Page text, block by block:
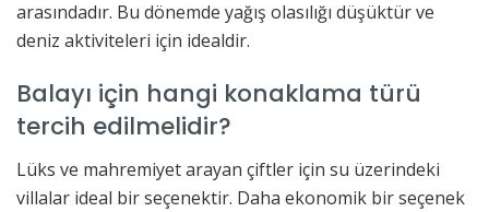
arasındadır. Bu dönemde yağış olasılığı düşüktür ve
deniz aktiviteleri için idealdir.
Balayı için hangi konaklama türü
tercih edilmelidir?
Lüks ve mahremiyet arayan çiftler için su üzerindeki
villalar ideal bir seçenektir. Daha ekonomik bir seçenek